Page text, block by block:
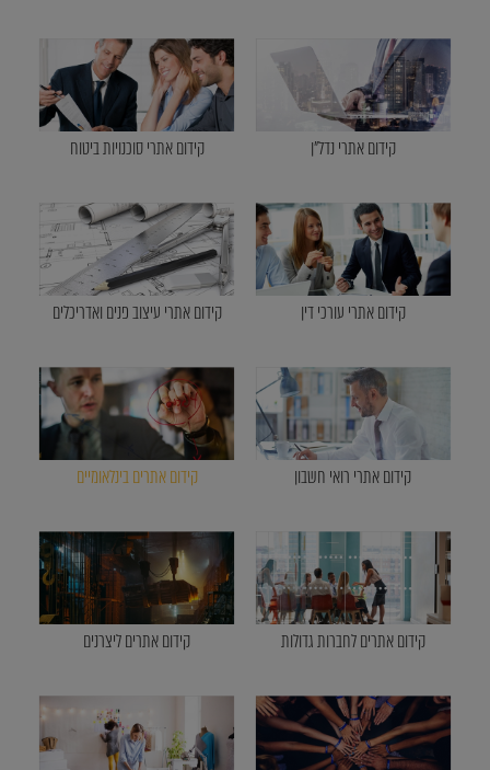
קידום אתרי נדל"ן קידום אתרי סוכנויות ביטוח
קידום אתרי עורכי דין קידום אתרי עיצוב פנים ואדריכלים
קידום אתרי רואי חשבון קידום אתרים בינלאומיים
קידום אתרים לחברות גדולות קידום אתרים ליצרנים